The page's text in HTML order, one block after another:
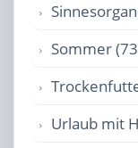
Sommer
Urlaub mit